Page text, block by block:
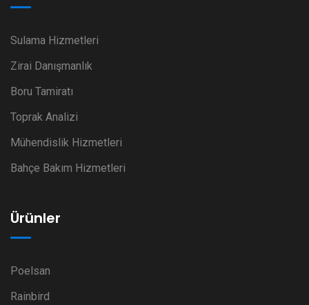
Sulama Hizmetleri
Zirai Danışmanlık
Boru Tamiratı
Toprak Analizi
Mühendislik Hizmetleri
Bahçe Bakım Hizmetleri
Ürünler
Poelsan
Rainbird